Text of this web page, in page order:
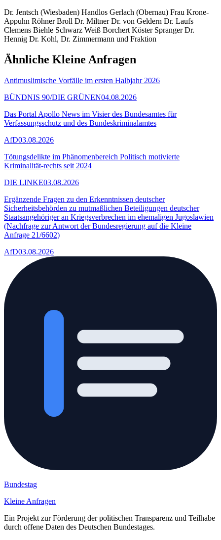
Dr. Jentsch (Wiesbaden) Handlos Gerlach (Obernau) Frau Krone-
Appuhn Röhner Broll Dr. Miltner Dr. von Geldern Dr. Laufs
Clemens Biehle Schwarz Weiß Borchert Köster Spranger Dr.
Hennig Dr. Kohl, Dr. Zimmermann und Fraktion
Ähnliche Kleine Anfragen
Antimuslimische Vorfälle im ersten Halbjahr 2026
BÜNDNIS 90/DIE GRÜNEN04.08.2026
Das Portal Apollo News im Visier des Bundesamtes für
Verfassungsschutz und des Bundeskriminalamtes
AfD03.08.2026
Tötungsdelikte im Phänomenbereich Politisch motivierte
Kriminalität-rechts seit 2024
DIE LINKE03.08.2026
Ergänzende Fragen zu den Erkenntnissen deutscher
Sicherheitsbehörden zu mutmaßlichen Beteiligungen deutscher
Staatsangehöriger an Kriegsverbrechen im ehemaligen Jugoslawien
(Nachfrage zur Antwort der Bundesregierung auf die Kleine
Anfrage 21/6602)
AfD03.08.2026
Bundestag
Kleine Anfragen
Ein Projekt zur Förderung der politischen Transparenz und Teilhabe
durch offene Daten des Deutschen Bundestages.